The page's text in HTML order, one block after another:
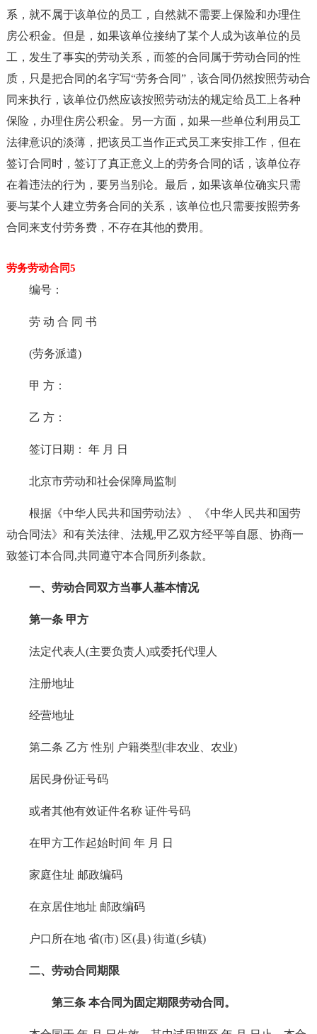
系，就不属于该单位的员工，自然就不需要上保险和办理住
房公积金。但是，如果该单位接纳了某个人成为该单位的员
工，发生了事实的劳动关系，而签的合同属于劳动合同的性
质，只是把合同的名字写“劳务合同”，该合同仍然按照劳动合
同来执行，该单位仍然应该按照劳动法的规定给员工上各种
保险，办理住房公积金。另一方面，如果一些单位利用员工
法律意识的淡薄，把该员工当作正式员工来安排工作，但在
签订合同时，签订了真正意义上的劳务合同的话，该单位存
在着违法的行为，要另当别论。最后，如果该单位确实只需
要与某个人建立劳务合同的关系，该单位也只需要按照劳务
合同来支付劳务费，不存在其他的费用。
劳务劳动合同5
编号：
劳 动 合 同 书
(劳务派遣)
甲 方：
乙 方：
签订日期： 年 月 日
北京市劳动和社会保障局监制
根据《中华人民共和国劳动法》、《中华人民共和国劳
动合同法》和有关法律、法规,甲乙双方经平等自愿、协商一
致签订本合同,共同遵守本合同所列条款。
一、劳动合同双方当事人基本情况
第一条 甲方
法定代表人(主要负责人)或委托代理人
注册地址
经营地址
第二条 乙方 性别 户籍类型(非农业、农业)
居民身份证号码
或者其他有效证件名称 证件号码
在甲方工作起始时间 年 月 日
家庭住址 邮政编码
在京居住地址 邮政编码
户口所在地 省(市) 区(县) 街道(乡镇)
二、劳动合同期限
第三条 本合同为固定期限劳动合同。